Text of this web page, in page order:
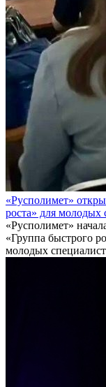
«Русполимет»
роста» для молодых
«Русполимет»
«Группа быстрого
молодых